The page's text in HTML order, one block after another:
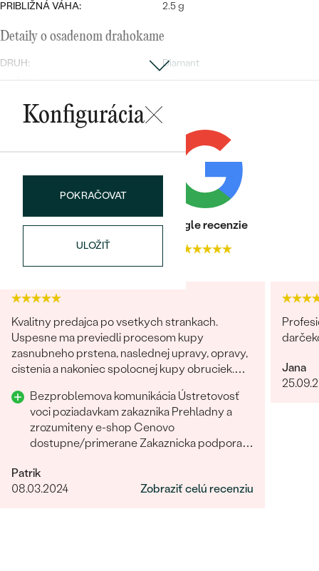
PRIBLIŽNÁ VÁHA: 2.5 g
Detaily o osadenom drahokame
DRUH:
Diamant
POČET:
26
KARÁTOVÁ VÁHA
ROZMERY:
TVAR:
Round
Konfigurácia
POKRAČOVAT
ULOŽIŤ
Heuréka recenzie
4.9
Google recenzie
Kvalitny predajca po vsetkych strankach.
Uspesne ma previedli procesom kupy
zasnubneho prstena, naslednej upravy, opravy,
cistenia a nakoniec spolocnej kupy obruciek.
Bezproblemova komunikácia Ústretovosť
voci poziadavkam zakaznika Prehladny a
zrozumiteny e-shop Cenovo
dostupne/primerane Zakaznicka podpora
ludsky pristup zamestnancov
Patrik
08.03.2024
Zobraziť celú recenziu
Jana